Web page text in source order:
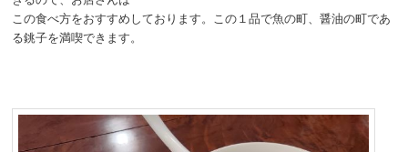
この食べ方をおすすめしております。この１品で魚の町、醤油の町であ
る銚子を満喫できます。